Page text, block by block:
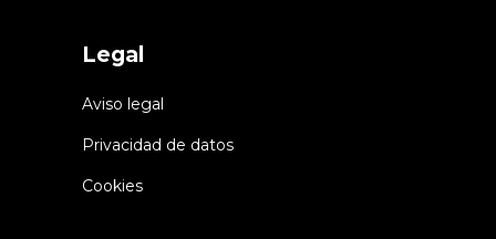
Legal
Aviso legal
Privacidad de datos
Cookies